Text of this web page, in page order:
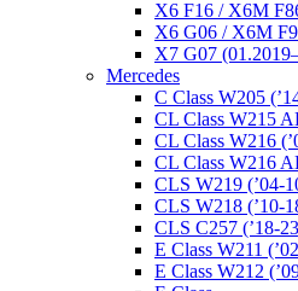
X6 F16 / X6M
X6 G06 / X6M
X7 G07
Mercedes
C Class W205
CL Class W215
CL Class W216
CL Class W216
CLS W219 (’04-
CLS W218 (’10-
CLS C257 (’18-
E Class W211
E Class W212